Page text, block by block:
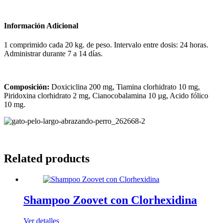
Información Adicional
1 comprimido cada 20 kg. de peso. Intervalo entre dosis: 24 horas.
Administrar durante 7 a 14 días.
Composición: Doxiciclina 200 mg, Tiamina clorhidrato 10 mg,
Piridoxina clorhidrato 2 mg, Cianocobalamina 10 µg, Acido fólico
10 mg.
Related products
Shampoo Zoovet con Clorhexidina
Ver detalles